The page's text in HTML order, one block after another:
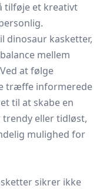
tilføje et kreativt
dinosaur kasketter,
mellem
at følge
træffe informerede
til at skabe en
eller tidløst,
mulighed for
sikrer ikke